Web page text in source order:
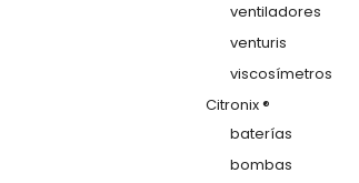
ventiladores
venturis
viscosímetros
Citronix ®
baterías
bombas